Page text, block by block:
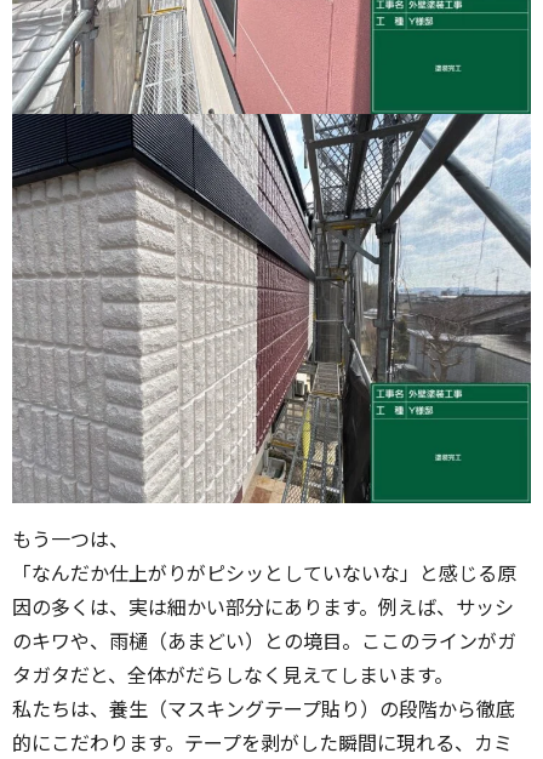
もう一つは、
「なんだか仕上がりがピシッとしていないな」と感じる原
因の多くは、実は細かい部分にあります。例えば、サッシ
のキワや、雨樋（あまどい）との境目。ここのラインがガ
タガタだと、全体がだらしなく見えてしまいます。
私たちは、養生（マスキングテープ貼り）の段階から徹底
的にこだわります。テープを剥がした瞬間に現れる、カミ